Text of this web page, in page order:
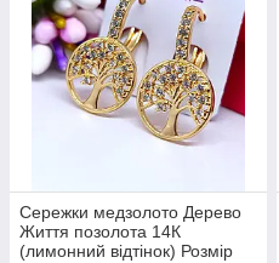
Сережки медзолото Дерево
Життя позолота 14К
(лимонний відтінок) Розмір